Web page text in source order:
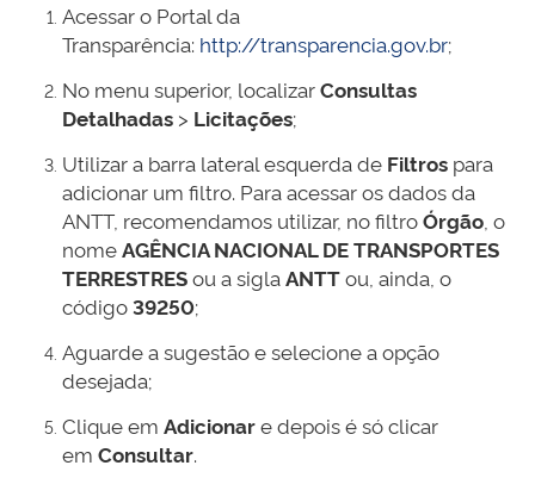
Acessar o Portal da
Transparência: http://transparencia.gov.br;
No menu superior, localizarConsultas
Detalhadas > Licitações;
Utilizar a barra lateral esquerda de Filtros para
adicionar um filtro. Para acessar os dados da
ANTT, recomendamos utilizar, no filtroÓrgão , o
nomeAGÊNCIA NACIONAL DE TRANSPORTES
TERRESTRESou a siglaANTTou, ainda, o
código39250;
Aguarde a sugestão e selecione a opção
desejada;
Clique em Adicionare depois é só clicar
em Consultar.